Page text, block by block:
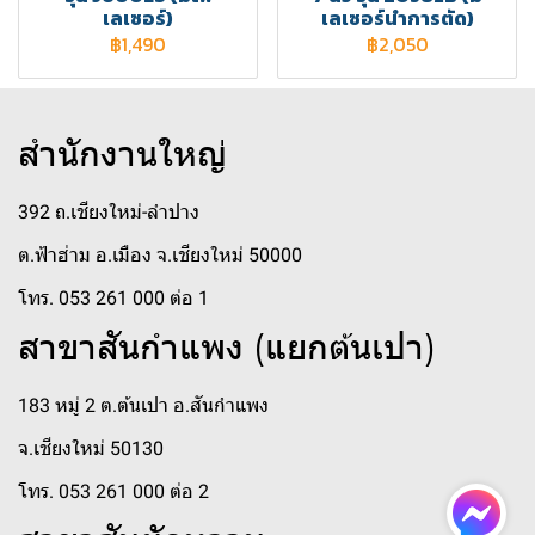
เลเซอร์)
฿1,490
เลเซอร์นำการตัด)
฿2,050
สำนักงานใหญ่
392 ถ.เชียงใหม่-ลำปาง
ต.ฟ้าฮ่าม อ.เมือง จ.เชียงใหม่ 50000
โทร. 053 261 000 ต่อ 1
สาขาสันกำแพง (แยกต้นเปา)
183 หมู่ 2 ต.ต้นเปา อ.สันกำแพง
จ.เชียงใหม่ 50130
โทร. 053 261 000 ต่อ 2